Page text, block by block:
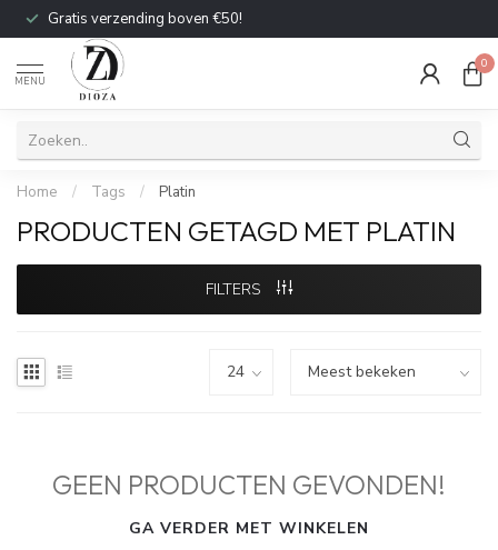
Gratis verzending boven €50!
MENU
0
Home / Tags / Platin
PRODUCTEN GETAGD MET PLATIN
FILTERS
GEEN PRODUCTEN GEVONDEN!
GA VERDER MET WINKELEN